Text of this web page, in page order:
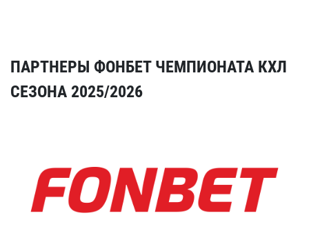
ПАРТНЕРЫ ФОНБЕТ ЧЕМПИОНАТА КХЛ
СЕЗОНА 2025/2026